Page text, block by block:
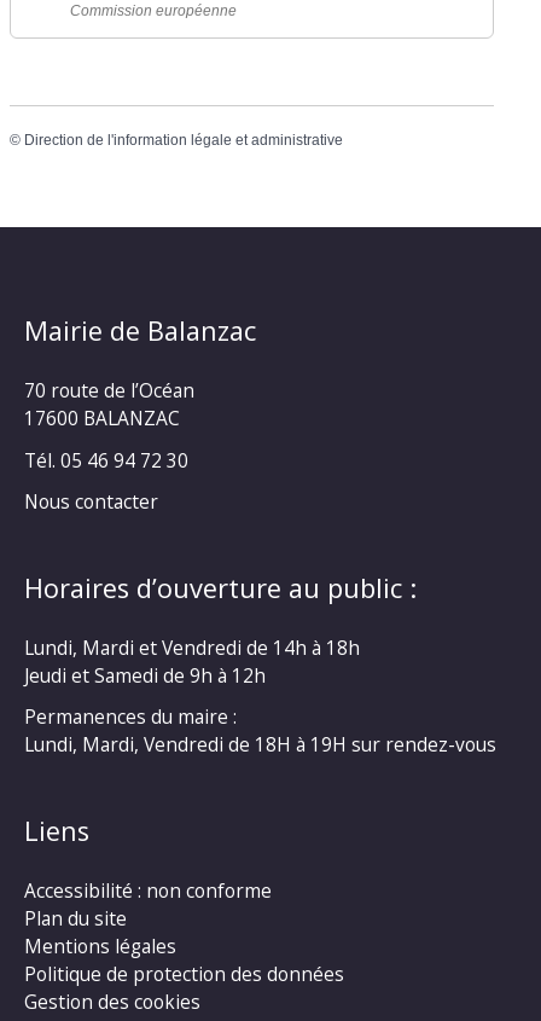
Commission européenne
© Direction de l'information légale et administrative
Mairie de Balanzac
70 route de l’Océan
17600 BALANZAC
Tél. 05 46 94 72 30
Nous contacter
Horaires d’ouverture au public :
Lundi, Mardi et Vendredi de 14h à 18h
Jeudi et Samedi de 9h à 12h
Permanences du maire :
Lundi, Mardi, Vendredi de 18H à 19H sur rendez-vous
Liens
Accessibilité : non conforme
Plan du site
Mentions légales
Politique de protection des données
Gestion des cookies